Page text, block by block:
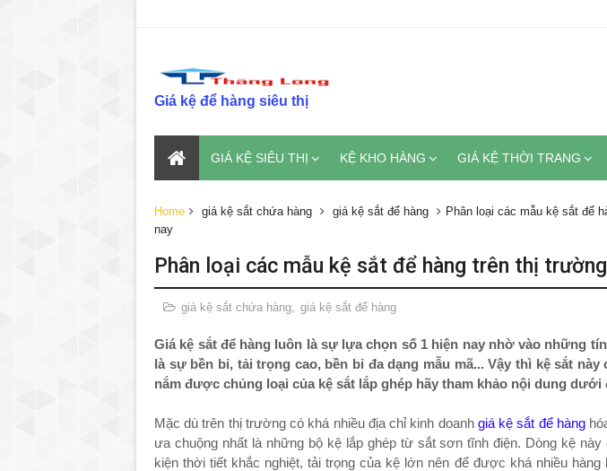
Giá kệ để hàng siêu thị
GIÁ KỆ SIÊU THỊ KỆ KHO HÀNG GIÁ KỆ THỜI TRANG
Home giá kệ sắt chứa hàng giá kệ sắt để hàng
Phân loại các mẫu kệ sắt để
nay
Phân loại các mẫu kệ sắt để hàng trên thị
giá kệ sắt chứa hàng, giá kệ sắt để hàng
Giá kệ sắt để hàng luôn là sự lựa chọn số 1 hiện nay nhờ vào những
là sự bền bỉ, tải trọng cao, bền bỉ đa dạng mẫu mã... Vậy thì kệ sắt
nắm được chủng loại của kệ sắt lắp ghép hãy tham khảo nội dung dưới
Mặc dù trên thị trường có khá nhiều địa chỉ kinh doanh giá kệ sắt để hàng
ưa chuộng nhất là những bộ kệ lắp ghép từ sắt sơn tĩnh điện. Dòng kệ
kiện thời tiết khắc nghiệt, tải trọng của kệ lớn nên để được khá nhiều